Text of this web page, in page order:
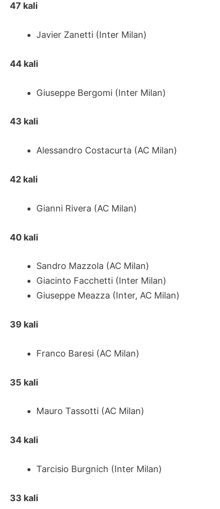
47 kali
Javier Zanetti (Inter Milan)
44 kali
Giuseppe Bergomi (Inter Milan)
43 kali
Alessandro Costacurta (AC Milan)
42 kali
Gianni Rivera (AC Milan)
40 kali
Sandro Mazzola (AC Milan)
Giacinto Facchetti (Inter Milan)
Giuseppe Meazza (Inter, AC Milan)
39 kali
Franco Baresi (AC Milan)
35 kali
Mauro Tassotti (AC Milan)
34 kali
Tarcisio Burgnich (Inter Milan)
33 kali